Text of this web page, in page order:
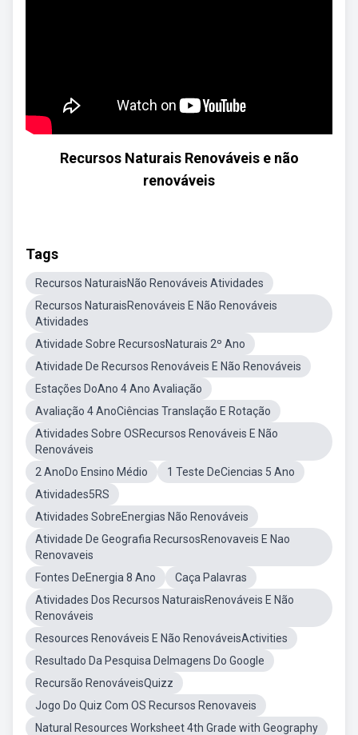
Recursos Naturais Renováveis e não
renováveis
Tags
Recursos NaturaisNão Renováveis Atividades
Recursos NaturaisRenováveis E Não Renováveis
Atividades
Atividade Sobre RecursosNaturais 2º Ano
Atividade De Recursos Renováveis E Não Renováveis
Estações DoAno 4 Ano Avaliação
Avaliação 4 AnoCiências Translação E Rotação
Atividades Sobre OSRecursos Renováveis E Não
Renováveis
2 AnoDo Ensino Médio
1 Teste DeCiencias 5 Ano
Atividades5RS
Atividades SobreEnergias Não Renováveis
Atividade De Geografia RecursosRenovaveis E Nao
Renovaveis
Fontes DeEnergia 8 Ano
Caça Palavras
Atividades Dos Recursos NaturaisRenováveis E Não
Renováveis
Resources Renováveis E Não RenováveisActivities
Resultado Da Pesquisa DeImagens Do Google
Recursão RenováveisQuizz
Jogo Do Quiz Com OS Recursos Renovaveis
Natural Resources Worksheet 4th Grade with Geography